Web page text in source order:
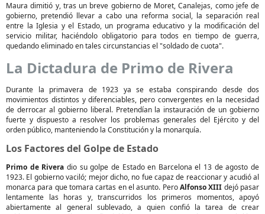
Maura dimitió y, tras un breve gobierno de Moret, Canalejas, como jefe de
gobierno, pretendió llevar a cabo una reforma social, la separación real
entre la Iglesia y el Estado, un programa educativo y la modificación del
servicio militar, haciéndolo obligatorio para todos en tiempo de guerra,
quedando eliminado en tales circunstancias el "soldado de cuota".
La Dictadura de Primo de Rivera
Durante la primavera de 1923 ya se estaba conspirando desde dos
movimientos distintos y diferenciables, pero convergentes en la necesidad
de derrocar al gobierno liberal. Pretendían la instauración de un gobierno
fuerte y dispuesto a resolver los problemas generales del Ejército y del
orden público, manteniendo la Constitución y la monarquía.
Los Factores del Golpe de Estado
Primo de Rivera dio su golpe de Estado en Barcelona el 13 de agosto de
1923. El gobierno vaciló; mejor dicho, no fue capaz de reaccionar y acudió al
monarca para que tomara cartas en el asunto. PeroAlfonso XIII dejó pasar
lentamente las horas y, transcurridos los primeros momentos, apoyó
abiertamente al general sublevado, a quien confió la tarea de crear